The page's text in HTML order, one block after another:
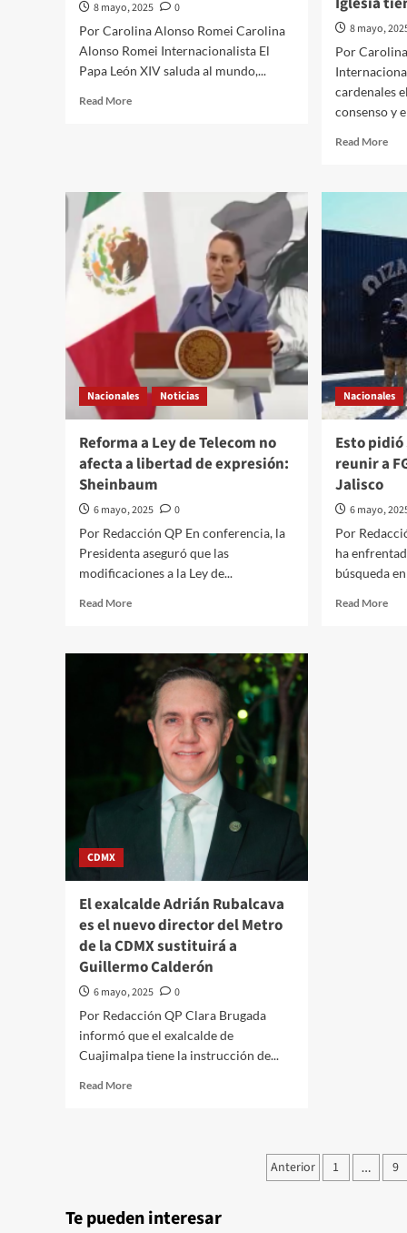
8 mayo, 2025
0
Por Carolina Alonso Romei Carolina
Alonso Romei Internacionalista El
Papa León XIV saluda al mundo,...
Read MoreRead
de
la
opinión///Carolina
Alonso
Romei///El
XIV,
nuevo
líder
Iglesia
católica
8 mayo,
Por
cardenales
consenso y
Read MoreRead
El
a
de
la
que
la
Nacionales Noticias
Reforma a Ley de Telecom no
afecta a libertad de expresión:
Sheinbaum
6 mayo, 2025
0
Por Redacción QP En conferencia, la
Presidenta aseguró que las
modificaciones a la Ley de...
Read MoreRead
Reforma
a
de
Telecom
afecta
a
libertad
expresión:
Sheinbaum
Nacionales
Esto pidió
reunir a
Jalisco
6 mayo,
Por
ha
búsqueda
Read MoreRead
CDMX
El exalcalde Adrián Rubalcava
es el nuevo director del Metro
de la CDMX sustituirá a
Guillermo Calderón
6 mayo, 2025
0
Por Redacción QP Clara Brugada
informó que el exalcalde de
Cuajimalpa tiene la instrucción de...
Read MoreRead
el
Paginación
Anterior 1 … 9
Te pueden interesar